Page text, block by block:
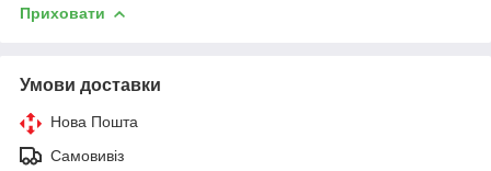
Приховати
Умови доставки
Нова Пошта
Самовивіз